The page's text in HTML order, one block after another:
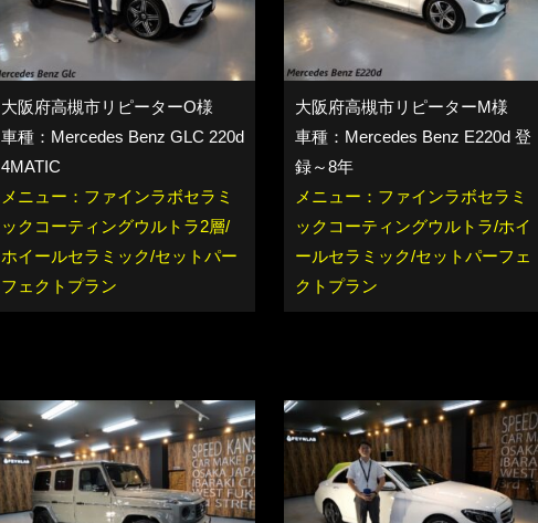
大阪府高槻市リピーターO様
車種：Mercedes Benz GLC 220d
4MATIC
メニュー：ファインラボセラミ
ックコーティングウルトラ2層/
ホイールセラミック/セットパー
フェクトプラン
大阪府高槻市リピーターM様
車種：Mercedes Benz E220d 登
録～8年
メニュー：ファインラボセラミ
ックコーティングウルトラ/ホイ
ールセラミック/セットパーフェ
クトプラン